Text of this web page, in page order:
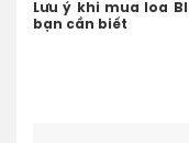
Lưu ý khi mua loa
bạn cần biết